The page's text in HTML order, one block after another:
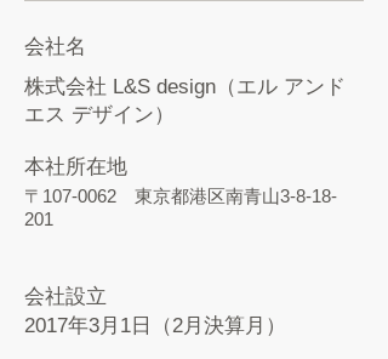
会社名
株式会社 L&S design（エル アンド
エス デザイン）
本社所在地
〒107-0062 東京都港区南青山3-8-18-
201
会社設立
2017年3月1日（2月決算月）